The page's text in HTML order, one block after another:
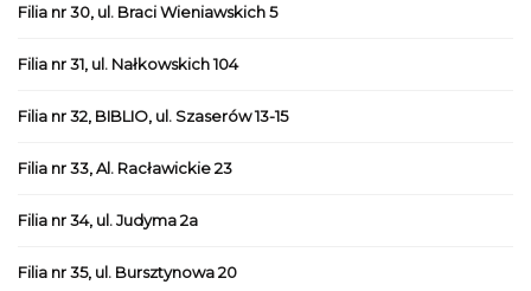
Filia nr 30, ul. Braci Wieniawskich 5
Filia nr 31, ul. Nałkowskich 104
Filia nr 32, BIBLIO, ul. Szaserów 13-15
Filia nr 33, Al. Racławickie 23
Filia nr 34, ul. Judyma 2a
Filia nr 35, ul. Bursztynowa 20